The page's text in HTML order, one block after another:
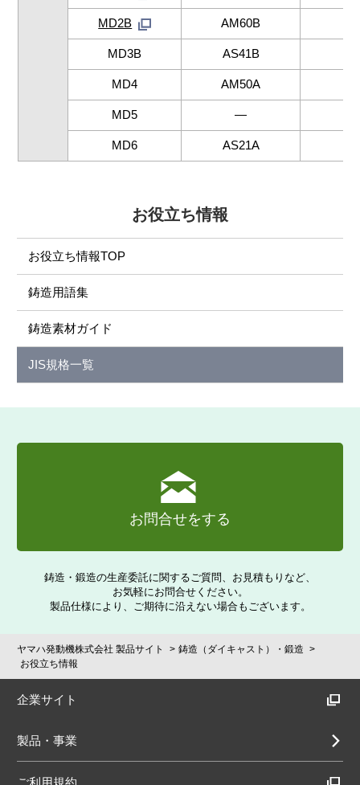
MD2B AM60B
MD3B AS41B
MD4 AM50A
MD5 ―
MD6 AS21A
お役立ち情報
お役立ち情報TOP
鋳造用語集
鋳造素材ガイド
JIS規格一覧
お問合せをする
鋳造・鍛造の生産委託に関するご質問、お見積もりなど、
お気軽にお問合せください。
製品仕様により、ご期待に沿えない場合もございます。
ヤマハ発動機株式会社 製品サイト
鋳造（ダイキャスト）・鍛造
お役立ち情報
企業サイト
製品・事業
ご利用規約